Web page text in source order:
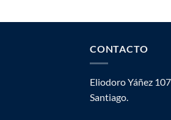
CONTACTO
Eliodoro Yáñez
Santiago.